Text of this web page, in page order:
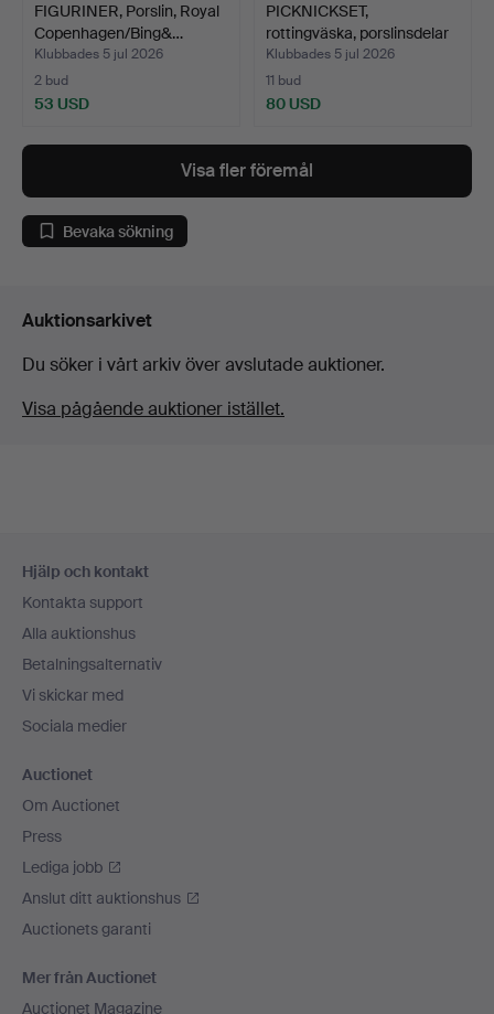
FIGURINER, Porslin, Royal
Copenhagen/Bing&…
Klubbades 5 jul 2026
2 bud
53 USD
PICKNICKSET,
rottingväska, porslinsdelar
C…
Klubbades 5 jul 2026
11 bud
80 USD
Visa fler föremål
Bevaka sökning
Auktionsarkivet
Du söker i vårt arkiv över avslutade auktioner.
Visa pågående auktioner istället.
Hjälp och kontakt
Kontakta support
Alla auktionshus
Betalningsalternativ
Vi skickar med
Sociala medier
Auctionet
Om Auctionet
Press
Lediga jobb
Anslut ditt auktionshus
Auctionets garanti
Mer från Auctionet
Auctionet Magazine